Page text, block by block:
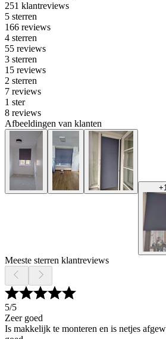
251 klantreviews
5 sterren
166 reviews
4 sterren
55 reviews
3 sterren
15 reviews
2 sterren
7 reviews
1 ster
8 reviews
Afbeeldingen van klanten
+
Meeste sterren klantreviews
5/5
Zeer goed
Is makkelijk te monteren en is netjes